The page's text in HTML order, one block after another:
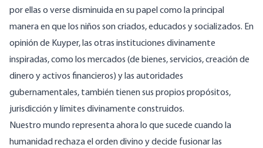
por ellas o verse disminuida en su papel como la principal
manera en que los niños son criados, educados y socializados. En
opinión de Kuyper, las otras instituciones divinamente
inspiradas, como los mercados (de bienes, servicios, creación de
dinero y activos financieros) y las autoridades
gubernamentales, también tienen sus propios propósitos,
jurisdicción y límites divinamente construidos.
Nuestro mundo representa ahora lo que sucede cuando la
humanidad rechaza el orden divino y decide fusionar las